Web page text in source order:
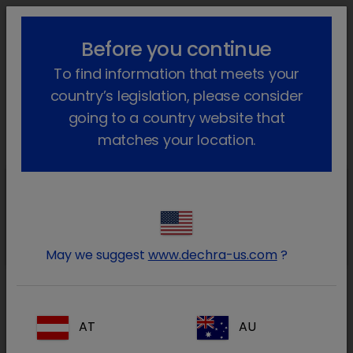
lock_outline search menu
Produtos
Farmacêutico
Cavalo
Só com receita veterinária
Pergosafe
Voltar atrás
Pergosafe
Pergolida 0.5 mg em comprimidos
para cavalos
Pergosafe
Pergolida 1 mg em comprimidos
Before you continue
To find information that meets your
country’s legislation, please consider
going to a country website that
matches your location.
May we suggest www.dechra-us.com ?
AT AU